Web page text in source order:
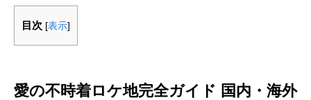
目次 [表示]
愛の不時着ロケ地完全ガイド 国内・海外